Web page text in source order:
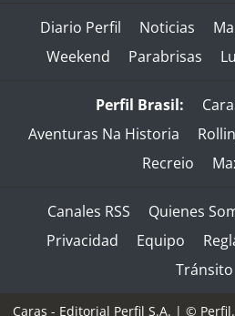
Diario Perfil Noticias
Weekend
Parabrisas
Perfil Brasil:
Aventuras Na Historia
Recreio
Canales RSS Quienes
Privacidad
Equipo
Tránsito
Caras - Editorial Perfil S.A. | ©